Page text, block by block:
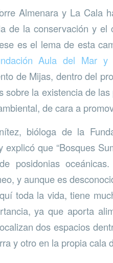
Almenara y La Cala
de la conservación y el
es el lema de esta
Aula del Mar y
de Mijas, dentro del
sobre la existencia de
de cara a
bióloga de la
explicó que “Bosques
posidonias
y aunque es
toda la vida, tiene
ya que aporta
dos espacios
y otro en la propia cala